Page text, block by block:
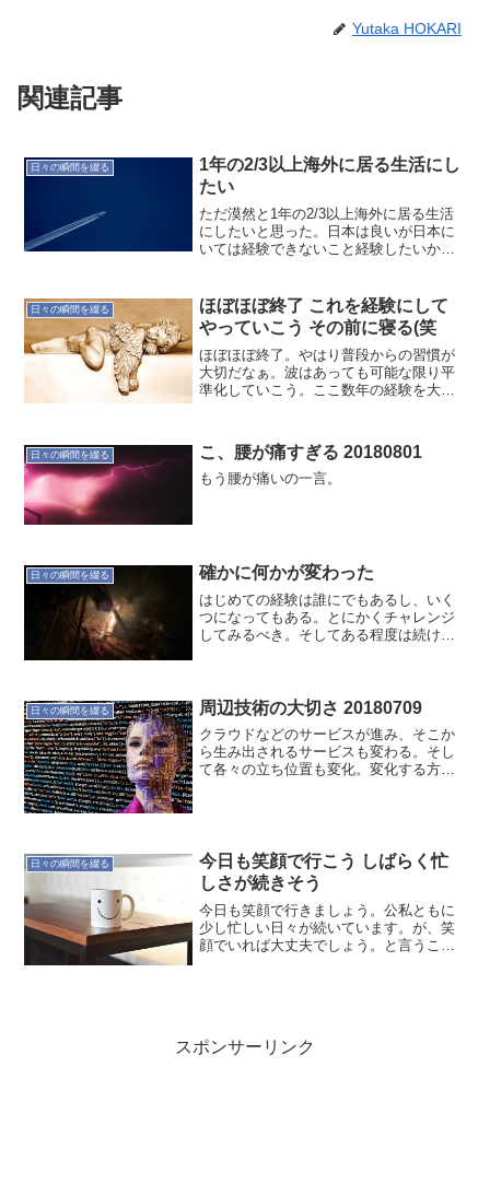
Yutaka HOKARI
関連記事
日々の瞬間を綴る
1年の2/3以上海外に居る生活にし
たい
ただ漠然と1年の2/3以上海外に居る生活
にしたいと思った。日本は良いが日本に
いては経験できないこと経験したいから
でした。20171214
日々の瞬間を綴る
ほぼほぼ終了 これを経験にして
やっていこう その前に寝る(笑
ほぼほぼ終了。やはり普段からの習慣が
大切だなぁ。波はあっても可能な限り平
準化していこう。ここ数年の経験を大切
日々の瞬間を綴る こ、腰が痛すぎる 20180801
もう腰が痛いの一言。
日々の瞬間を綴る 確かに何かが変わった
はじめての経験は誰にでもあるし、いく
つになってもある。とにかくチャレンジ
してみるべき。そしてある程度は続けて
していくのが楽しみです。生...
日々の瞬間を綴る 周辺技術の大切さ 20180709
クラウドなどのサービスが進み、そこか
ら生み出されるサービスも変わる。そし
て各々の立ち位置も変化。変化する方向
日々の瞬間を綴る
今日も笑顔で行こう しばらく忙
しさが続きそう
今日も笑顔で行きましょう。公私ともに
少し忙しい日々が続いています。が、笑
顔でいれば大丈夫でしょう。と言うこと
スポンサーリンク